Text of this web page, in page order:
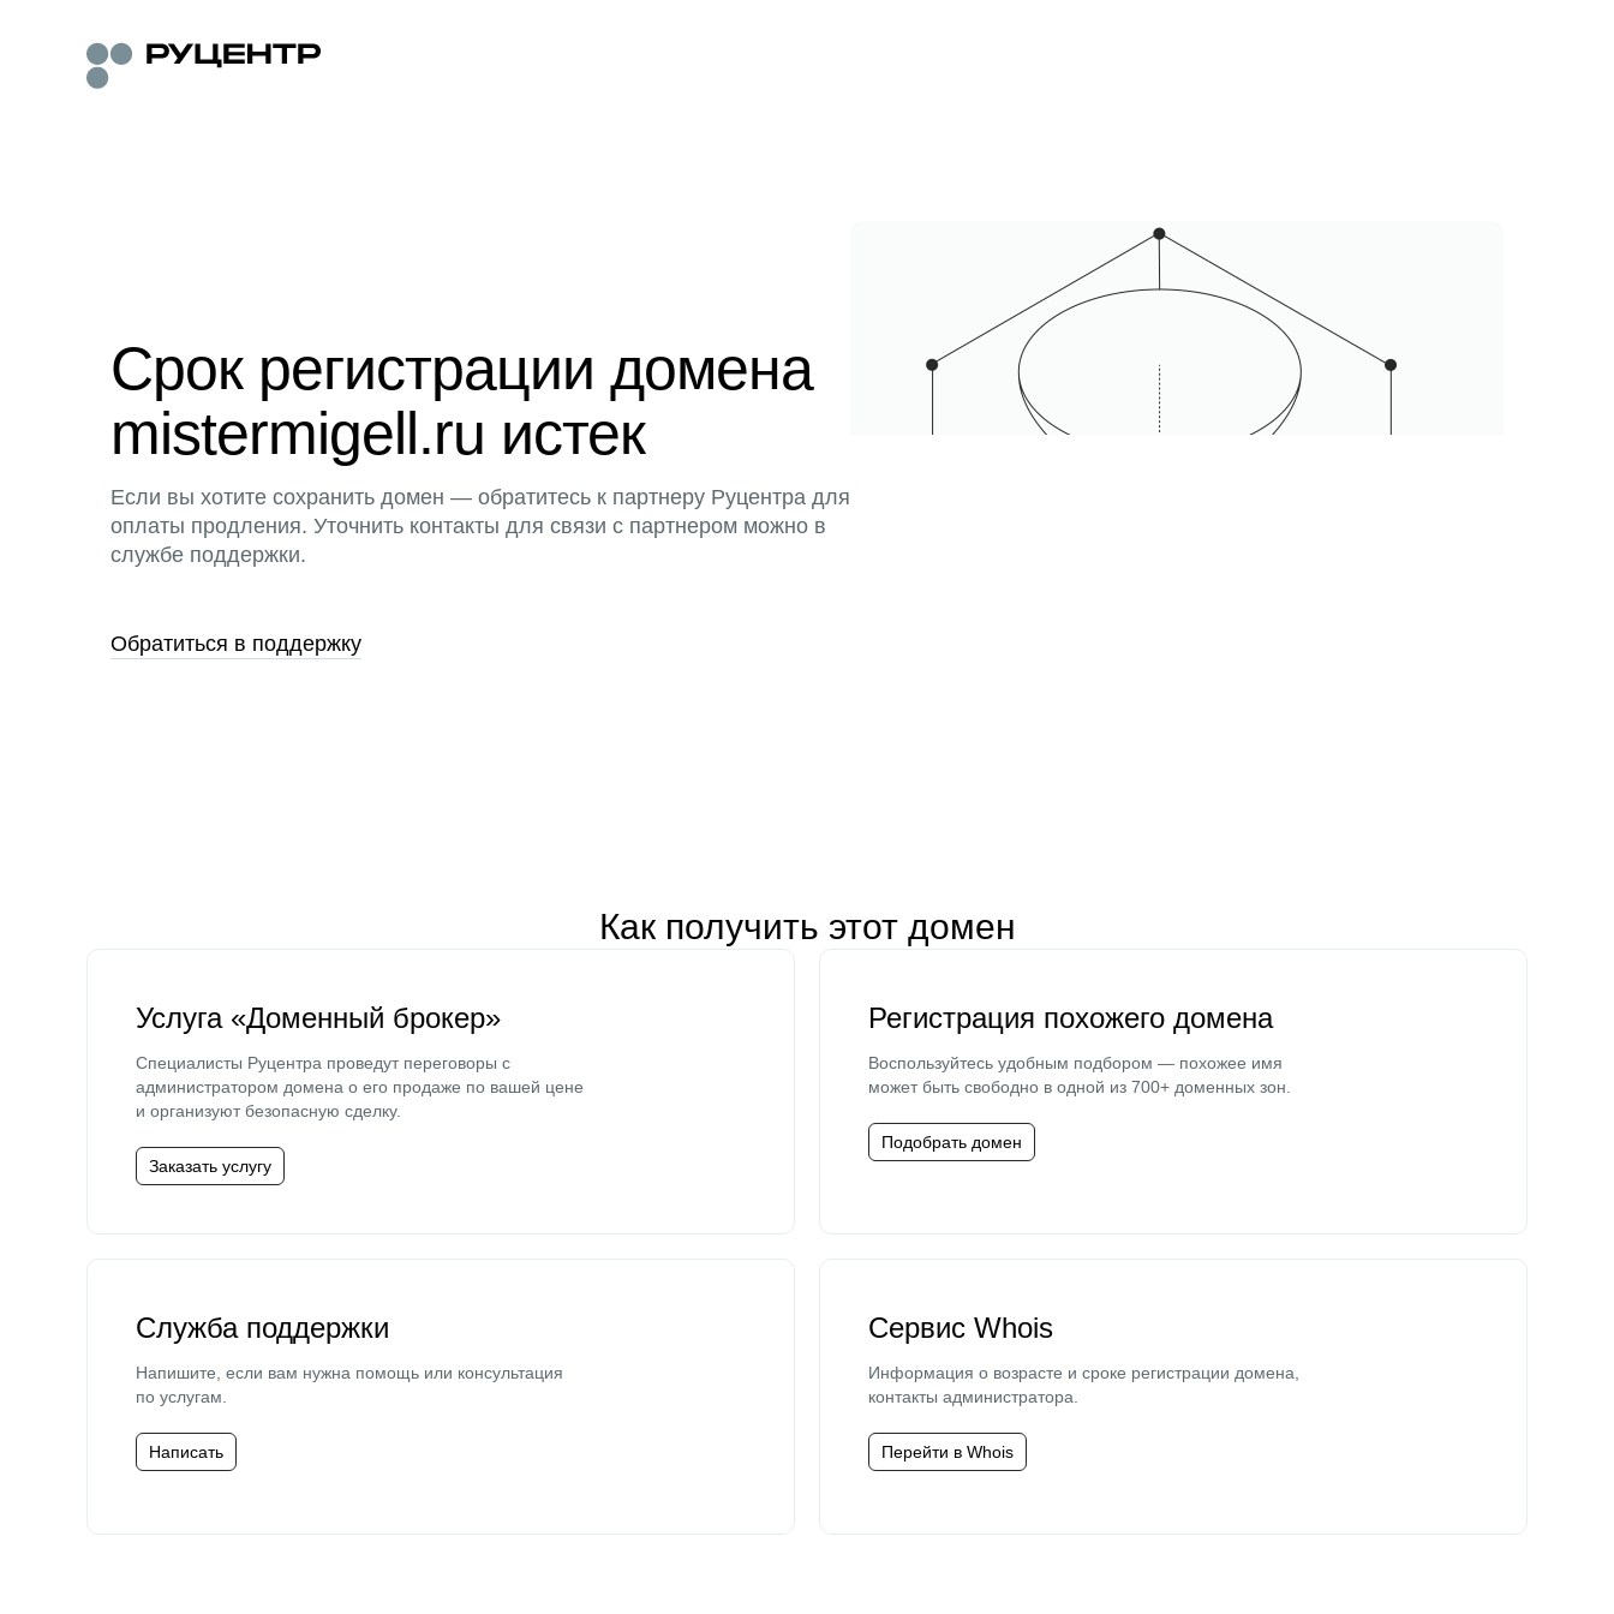
Срок регистрации домена
mistermigell.ru истек
Если вы хотите сохранить домен — обратитесь к партнеру Руцентра для
оплаты продления. Уточнить контакты для связи с партнером можно в
службе поддержки.
Обратиться в поддержку
Как получить этот домен
Услуга «Доменный брокер»
Специалисты Руцентра проведут переговоры с
администратором домена о его продаже по вашей цене
и организуют безопасную сделку.
Заказать услугу
Регистрация похожего домена
Воспользуйтесь удобным подбором — похожее имя
может быть свободно в одной из 700+ доменных зон.
Подобрать домен
Служба поддержки
Напишите, если вам нужна помощь или консультация
по услугам.
Написать
Сервис Whois
Информация о возрасте и сроке регистрации домена,
контакты администратора.
Перейти в Whois